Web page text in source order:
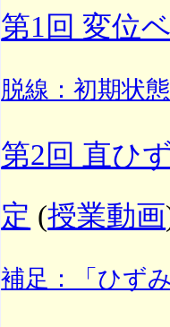
第1回 変位
脱線：初期状態
第2回 直ひ
定 (授業動画
補足：「ひず